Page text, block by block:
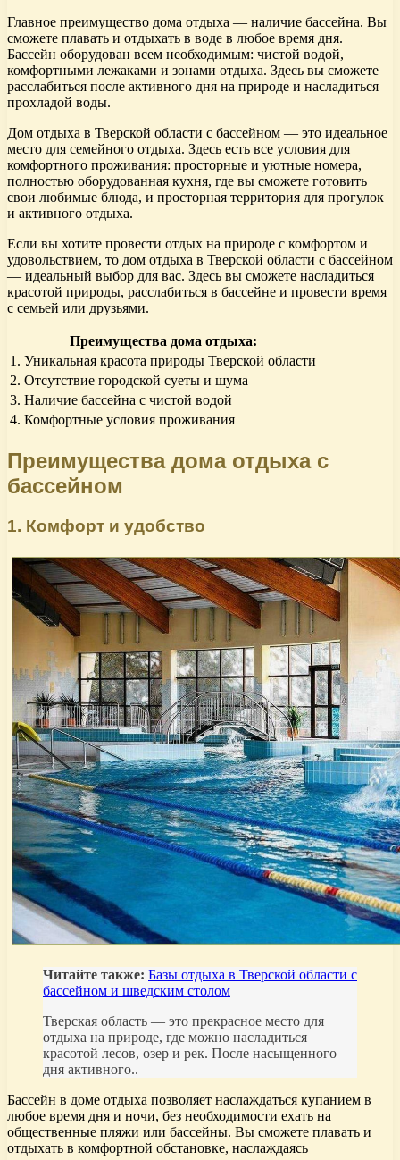
Главное преимущество дома отдыха — наличие бассейна. Вы
сможете плавать и отдыхать в воде в любое время дня.
Бассейн оборудован всем необходимым: чистой водой,
комфортными лежаками и зонами отдыха. Здесь вы сможете
расслабиться после активного дня на природе и насладиться
прохладой воды.
Дом отдыха в Тверской области с бассейном — это идеальное
место для семейного отдыха. Здесь есть все условия для
комфортного проживания: просторные и уютные номера,
полностью оборудованная кухня, где вы сможете готовить
свои любимые блюда, и просторная территория для прогулок
и активного отдыха.
Если вы хотите провести отдых на природе с комфортом и
удовольствием, то дом отдыха в Тверской области с бассейном
— идеальный выбор для вас. Здесь вы сможете насладиться
красотой природы, расслабиться в бассейне и провести время
с семьей или друзьями.
Преимущества дома отдыха:
1. Уникальная красота природы Тверской области
2. Отсутствие городской суеты и шума
3. Наличие бассейна с чистой водой
4. Комфортные условия проживания
Преимущества дома отдыха с
бассейном
1. Комфорт и удобство
Читайте также: Базы отдыха в Тверской области с
бассейном и шведским столом
Тверская область — это прекрасное место для
отдыха на природе, где можно насладиться
красотой лесов, озер и рек. После насыщенного
дня активного..
Бассейн в доме отдыха позволяет наслаждаться купанием в
любое время дня и ночи, без необходимости ехать на
общественные пляжи или бассейны. Вы сможете плавать и
отдыхать в комфортной обстановке, наслаждаясь